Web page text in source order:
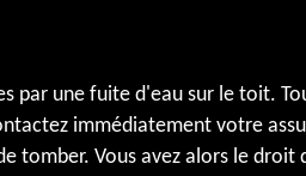
par une fuite d'eau sur le toit.
immédiatement votre
tomber. Vous avez alors le droit